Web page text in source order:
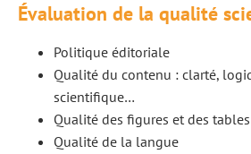
Évaluation de la qualité
Politique éditoriale
Qualité du contenu : clarté,
scientifique…
Qualité des figures et des tables
Qualité de la langue